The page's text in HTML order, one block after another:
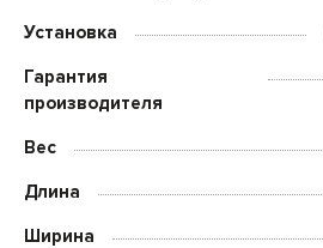
Установка
Гарантия
производителя
Вес
Длина
Ширина